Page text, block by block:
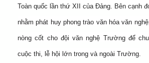
Toàn quốc lần thứ XII của Đảng. Bên cạnh
nhằm phát huy phong trào văn hóa văn
nòng cốt cho đội văn nghệ Trường để
cuộc thi, lễ hội lớn trong và ngoài Trường.